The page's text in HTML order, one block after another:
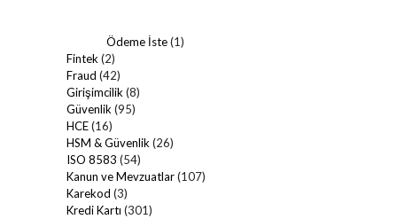
Ödeme İste(1)
Fintek(2)
Fraud (42)
Girişimcilik(8)
Güvenlik(95)
HCE(16)
HSM & Güvenlik(26)
ISO 8583 (54)
Kanun ve Mevzuatlar(107)
Karekod (3)
Kredi Kartı (301)